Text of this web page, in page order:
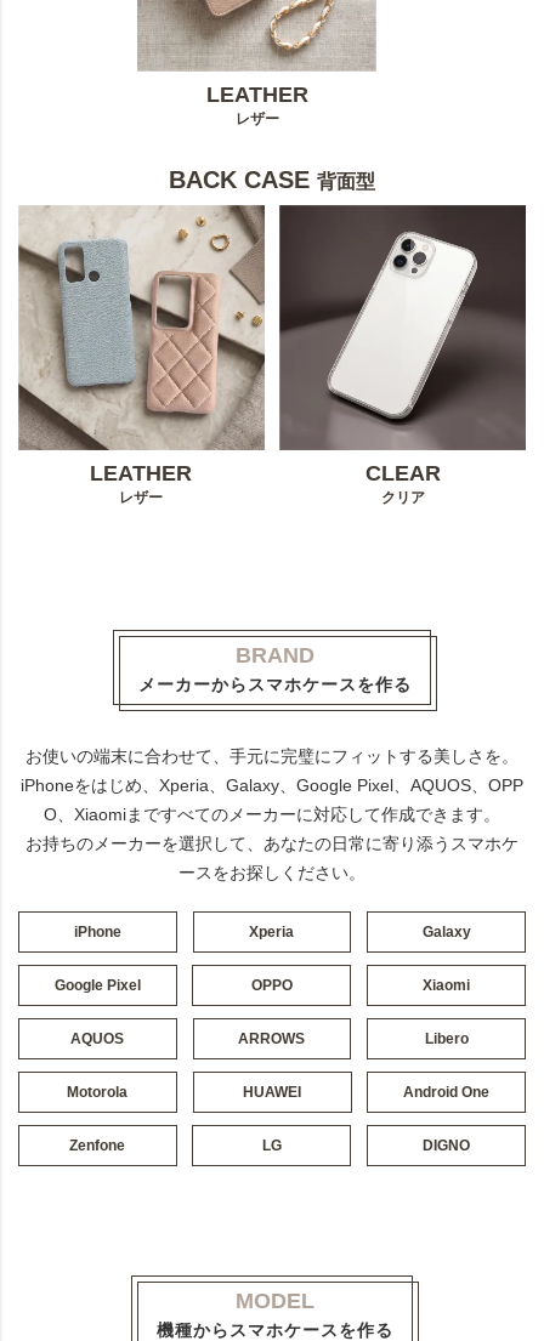
LEATHER
レザー
BACK CASE 背面型
LEATHER
レザー
CLEAR
クリア
BRAND
メーカーからスマホケースを作る
お使いの端末に合わせて、手元に完璧にフィットする美しさを。
iPhoneをはじめ、Xperia、Galaxy、Google Pixel、AQUOS、OPP
O、Xiaomiまですべてのメーカーに対応して作成できます。
お持ちのメーカーを選択して、あなたの日常に寄り添うスマホケ
ースをお探しください。
iPhone Xperia Galaxy
Google Pixel OPPO Xiaomi
AQUOS ARROWS Libero
Motorola HUAWEI Android One
Zenfone LG DIGNO
MODEL
機種からスマホケースを作る